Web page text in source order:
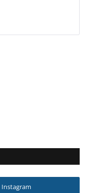
Instagram